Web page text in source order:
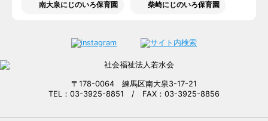
南大泉にじのいろ保育園 柴崎にじのいろ保育園
〒178-0064 練馬区南大泉3-17-21
TEL：03-3925-8851 / FAX：03-3925-8856